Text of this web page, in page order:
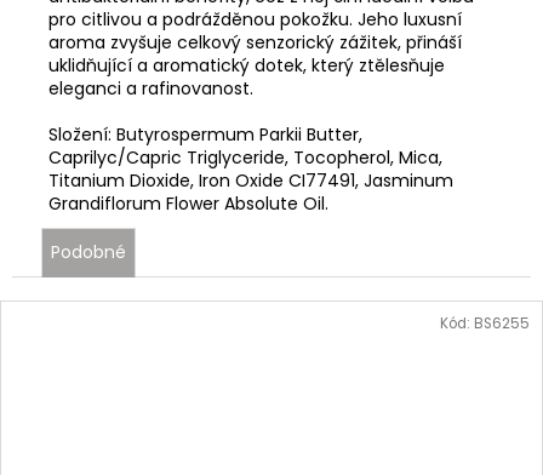
pro citlivou a podrážděnou pokožku. Jeho luxusní
aroma zvyšuje celkový senzorický zážitek, přináší
uklidňující a aromatický dotek, který ztělesňuje
eleganci a rafinovanost.
Složení: Butyrospermum Parkii Butter,
Caprilyc/Capric Triglyceride, Tocopherol, Mica,
Titanium Dioxide, Iron Oxide CI77491, Jasminum
Grandiflorum Flower Absolute Oil.
Podobné
Kód: BS6255